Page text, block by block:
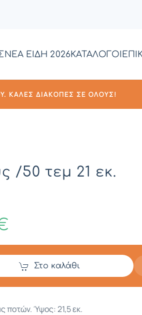
ΝΕΑ ΕΙΔΗ 2026 ΚΑΤΑΛΟΓΟΙ
ΚΑΛΈΣ ΔΙΑΚΟΠΈΣ ΣΕ ΌΛΟΥΣ!
/50 τεμ 21 εκ.
Στο καλάθι
ποτών.Ύψος: 21,5 εκ.